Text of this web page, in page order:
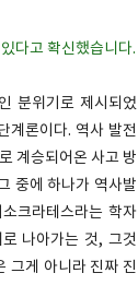
다고 확신했습니다.
분위기로 제시되었
계론이다. 역사 발전
계승되어온 사고 방
중에 하나가 역사발
크라테스라는 학자
나아가는 것, 그것
그게 아니라 진짜 진